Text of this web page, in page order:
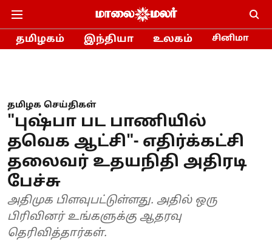
தமிழகம் இந்தியா உலகம் சினிமா
தமிழக செய்திகள்
"புஷ்பா பட பாணியில்
தவெக ஆட்சி"- எதிர்க்கட்சி
தலைவர் உதயநிதி அதிரடி
பேச்சு
அதிமுக பிளவுபட்டுள்ளது. அதில் ஒரு
பிரிவினர் உங்களுக்கு ஆதரவு
தெரிவித்தார்கள்.